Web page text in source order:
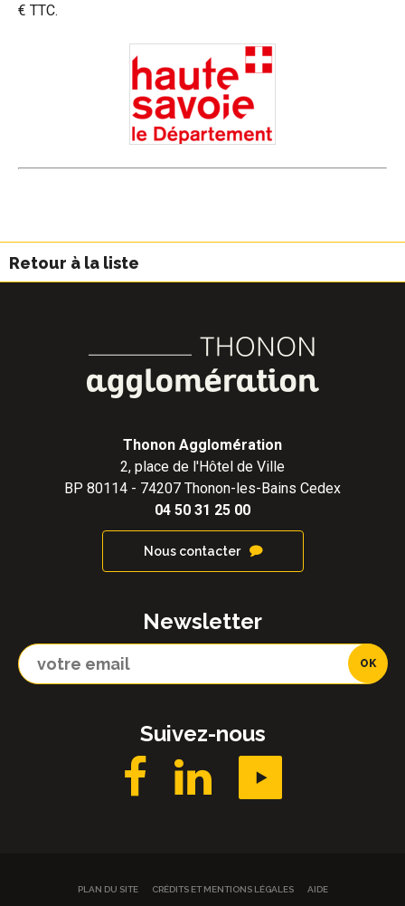
€ TTC.
Retour à la liste
Thonon Agglomération
2, place de l'Hôtel de Ville
BP 80114 - 74207 Thonon-les-Bains Cedex
04 50 31 25 00
Nous contacter
Newsletter
Suivez-nous
PLAN DU SITE CRÉDITS ET MENTIONS LÉGALES AIDE